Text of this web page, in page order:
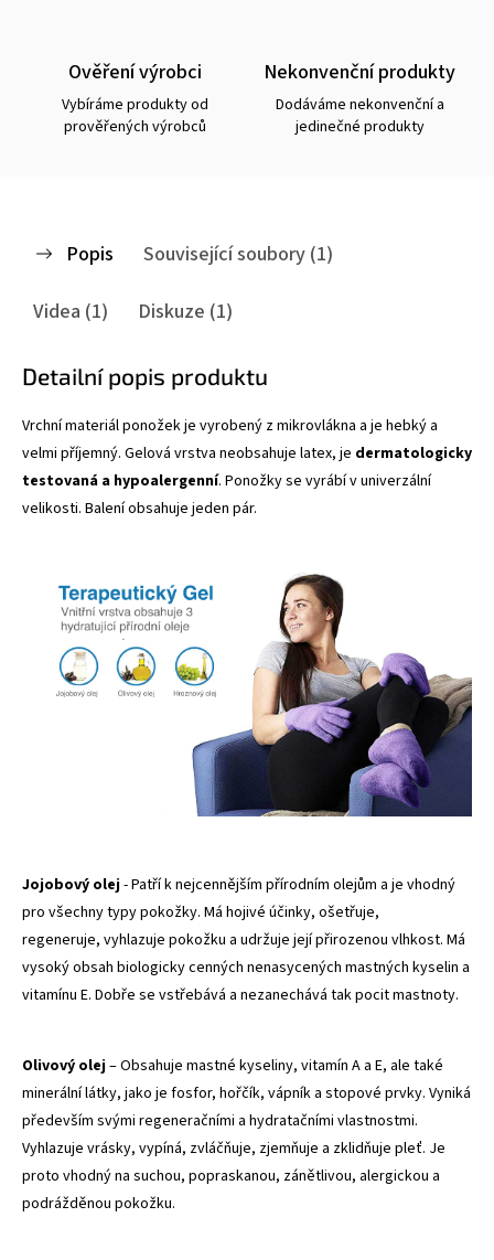
Ověření výrobci
Vybíráme produkty od
prověřených výrobců
Nekonvenční produkty
Dodáváme nekonvenční a
jedinečné produkty
Popis
Související soubory (1)
Videa (1)
Diskuze (1)
Detailní popis produktu
Vrchní materiál ponožek je vyrobený z mikrovlákna a je hebký a
velmi příjemný. Gelová vrstva neobsahuje latex, je dermatologicky
testovaná a hypoalergenní. Ponožky se vyrábí v univerzální
velikosti. Balení obsahuje jeden pár.
Jojobový olej- Patří k nejcennějším přírodním olejům a je vhodný
pro všechny typy pokožky. Má hojivé účinky, ošetřuje,
regeneruje, vyhlazuje pokožku a udržuje její přirozenou vlhkost. Má
vysoký obsah biologicky cenných nenasycených mastných kyselin a
vitamínu E. Dobře se vstřebává a nezanechává tak pocit mastnoty.
Olivový olej– Obsahuje mastné kyseliny, vitamín A a E, ale také
minerální látky, jako je fosfor, hořčík, vápník a stopové prvky. Vyniká
především svými regeneračními a hydratačními vlastnostmi.
Vyhlazuje vrásky, vypíná, zvláčňuje, zjemňuje a zklidňuje pleť. Je
proto vhodný na suchou, popraskanou, zánětlivou, alergickou a
podrážděnou pokožku.